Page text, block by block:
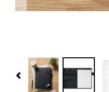
Fabricación
Previous